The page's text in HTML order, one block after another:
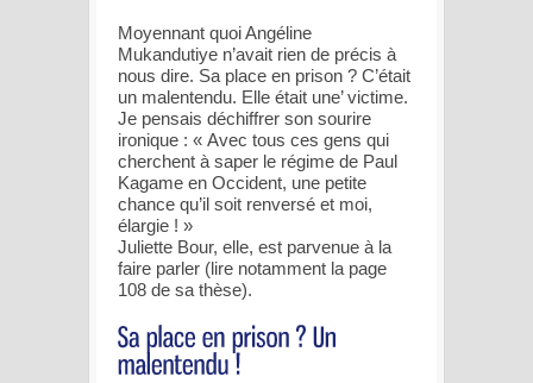
Moyennant quoi Angéline
Mukandutiye n’avait rien de précis à
nous dire. Sa place en prison ? C’était
un malentendu. Elle était une’ victime.
Je pensais déchiffrer son sourire
ironique : « Avec tous ces gens qui
cherchent à saper le régime de Paul
Kagame en Occident, une petite
chance qu’il soit renversé et moi,
élargie ! »
Juliette Bour, elle, est parvenue à la
faire parler (lire notamment la page
108 de sa thèse).